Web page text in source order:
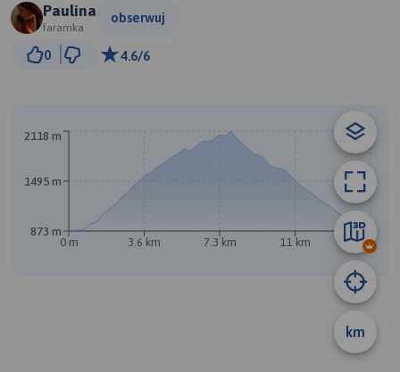
Paulina
faramka
obserwuj
0 4.6/6
A
km
0 m 3.6 km 7.3 km 11 km 14 km
873 m
1495 m
2118 m